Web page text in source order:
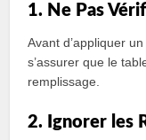
1. Ne Pas
Avant d’appliquer
s’assurer que le
remplissage.
2. Ignorer les